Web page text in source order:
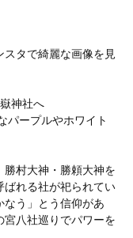
タで綺麗な画像を見
神社へ
パープルやホワイト
村大神・勝頼大神を
ばれる社が祀られてい
なう」とう信仰があ
宮八社巡りでパワーを